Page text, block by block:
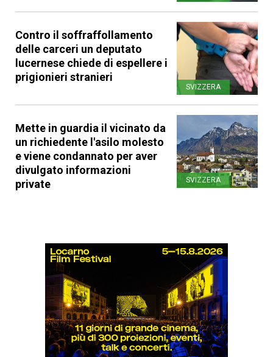
Contro il soffraffollamento
delle carceri un deputato
lucernese chiede di espellere i
prigionieri stranieri
SVIZZERA
Mette in guardia il vicinato da
un richiedente l'asilo molesto
e viene condannato per aver
divulgato informazioni
private
SVIZZERA